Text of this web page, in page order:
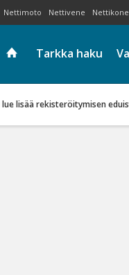
Nettimoto Nettivene Nettikone
Tarkka haku
lue lisää rekisteröitymisen